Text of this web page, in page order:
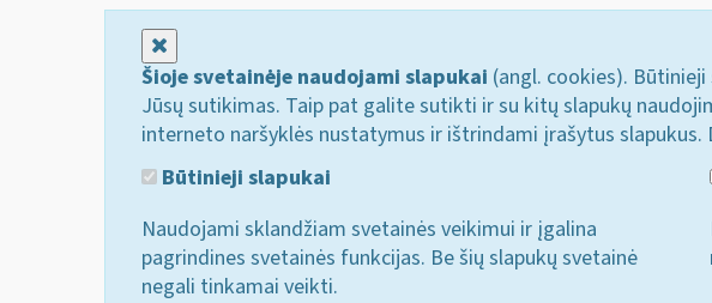
Šioje svetainėje naudojami slapukai (angl. cookies).
Jūsų sutikimas. Taip pat galite sutikti ir su kitų slapukų
interneto naršyklės nustatymus ir ištrindami įrašytus slapukus.
Būtinieji slapukai
Naudojami sklandžiam svetainės veikimui ir įgalina
pagrindines svetainės funkcijas. Be šių slapukų svetainė
negali tinkamai veikti.